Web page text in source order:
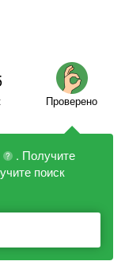
Проверено
?
. Получите
поиск